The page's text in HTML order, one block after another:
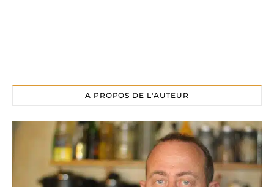
A PROPOS DE L'AUTEUR